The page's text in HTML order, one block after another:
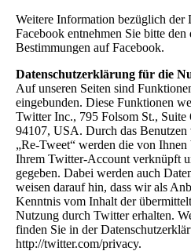
Weitere Information bezüglich der
Facebook entnehmen Sie bitte den
Bestimmungen auf Facebook.
Datenschutzerklärung für die
Auf unseren Seiten sind
eingebunden. Diese Funktionen
Twitter Inc., 795 Folsom St., Suite
94107, USA. Durch das
„Re-Tweet“ werden die von Ihnen
Ihrem Twitter-Account verknüpft
gegeben. Dabei werden auch
weisen darauf hin, dass wir als
Kenntnis vom Inhalt der
Nutzung durch Twitter erhalten.
finden Sie in der
http://twitter.com/privacy.